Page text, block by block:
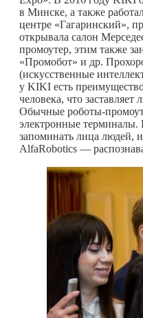
в Минске, а также
центре «Гагаринский»,
открывала салон
промоутер, этим также
«Промобот» и др.
(искусственные
у KIKI есть
человека, что
Обычные роботы-
электронные терминалы.
запоминать лица людей,
AlfaRobotics —